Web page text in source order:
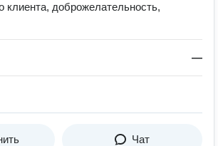
клиента, доброжелательность,
—
Чат